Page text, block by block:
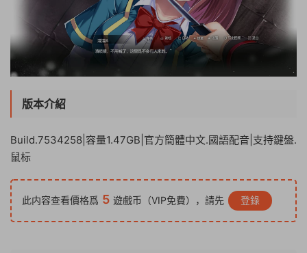
版本介紹
Build.7534258|容量1.47GB|官方簡體中文.國語配音|支持鍵盤.
鼠标
此内容查看價格爲 5 遊戲币（VIP免費），請先 登錄